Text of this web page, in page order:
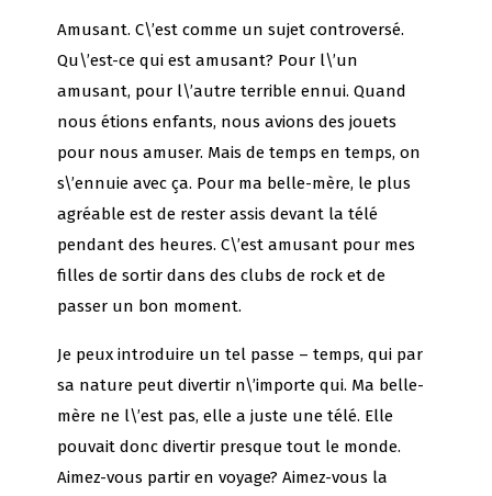
Amusant. C\’est comme un sujet controversé.
Qu\’est-ce qui est amusant? Pour l\’un
amusant, pour l\’autre terrible ennui. Quand
nous étions enfants, nous avions des jouets
pour nous amuser. Mais de temps en temps, on
s\’ennuie avec ça. Pour ma belle-mère, le plus
agréable est de rester assis devant la télé
pendant des heures. C\’est amusant pour mes
filles de sortir dans des clubs de rock et de
passer un bon moment.
Je peux introduire un tel passe – temps, qui par
sa nature peut divertir n\’importe qui. Ma belle-
mère ne l\’est pas, elle a juste une télé. Elle
pouvait donc divertir presque tout le monde.
Aimez-vous partir en voyage? Aimez-vous la